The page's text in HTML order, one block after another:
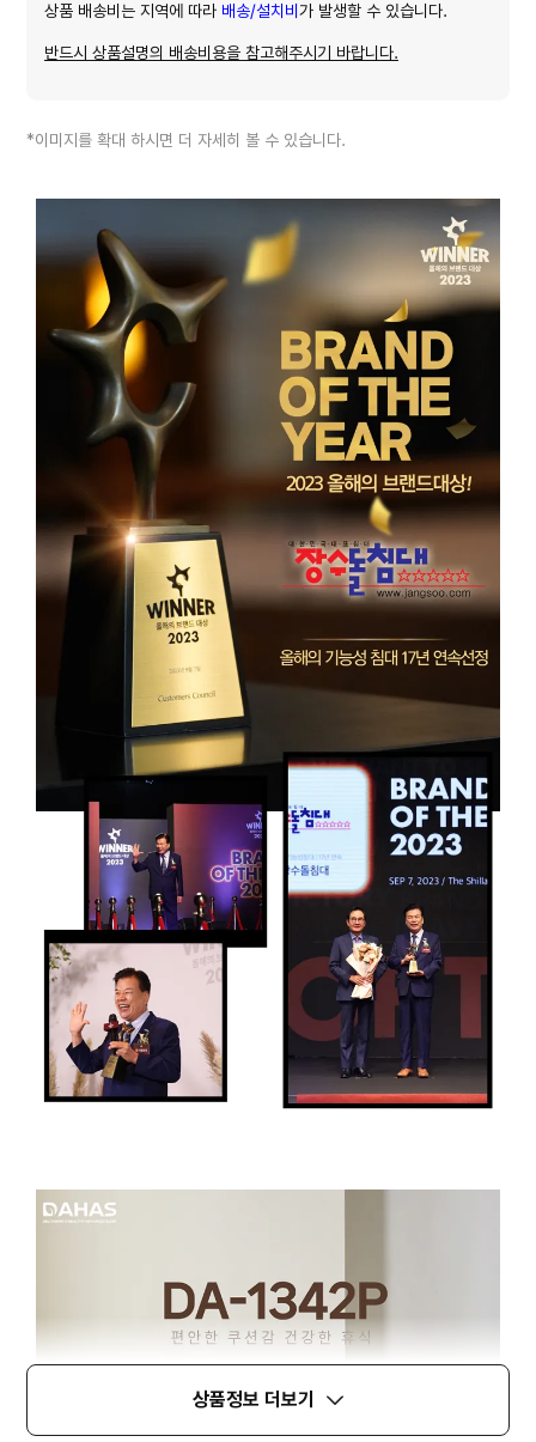
상품 배송비는 지역에 따라 배송/설치비 가 발생할 수 있습니다.
반드시 상품설명의 배송비용을 참고해주시기 바랍니다.
*이미지를 확대 하시면 더 자세히 볼 수 있습니다.
상품정보 더보기